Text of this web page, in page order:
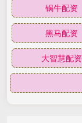
锅牛配资
黑马配资
大智慧配资